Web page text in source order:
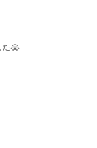
た😭